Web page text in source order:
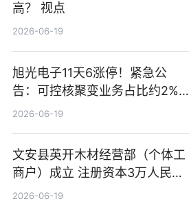
高？ 视点
2026-06-19
旭光电子11天6涨停！紧急公
告：可控核聚变业务占比约2%！
前沿热点
2026-06-19
文安县英开木材经营部（个体工
商户）成立 注册资本3万人民币
新要闻
2026-06-19